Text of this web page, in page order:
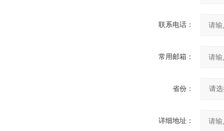
联系电话：
常用邮箱：
省份：
详细地址：